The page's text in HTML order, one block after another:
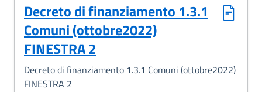
Decreto di finanziamento 1.3.1
Comuni (ottobre2022)
FINESTRA 2
Decreto di finanziamento 1.3.1 Comuni (ottobre2022)
FINESTRA 2